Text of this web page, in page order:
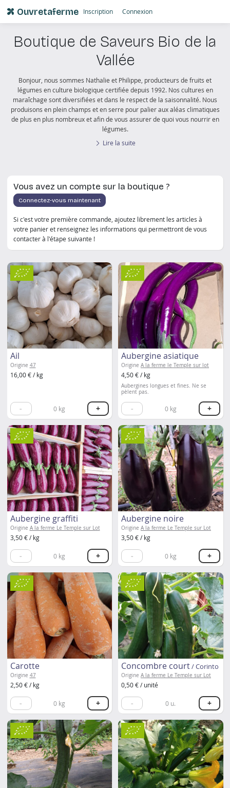
Ouvretaferme Inscription Connexion
Boutique de Saveurs Bio de la
Vallée
Bonjour, nous sommes Nathalie et Philippe, producteurs de fruits et
légumes en culture biologique certifiée depuis 1992. Nos cultures en
maraîchage sont diversifiées et dans le respect de la saisonnalité. Nous
produisons en plein champs et en serre pour palier aux aléas climatiques
de plus en plus nombreux et afin de vous assurer de quoi vous nourrir en
légumes.
Lire la suite
Vous avez un compte sur la boutique ?
Connectez-vous maintenant
Si c'est votre première commande, ajoutez librement les articles à
votre panier et renseignez les informations qui permettront de vous
contacter à l'étape suivante !
Ail
Origine 47
16,00 € / kg
- 0 kg +
Aubergine asiatique
Origine A la ferme le Temple sur lot
4,50 € / kg
Aubergines longues et fines. Ne se
pèlent pas.
- 0kg +
Aubergine graffiti
Origine A la ferme Le Temple sur Lot
3,50 € / kg
- 0 kg +
Aubergine noire
Origine A la ferme Le Temple sur Lot
3,50 € / kg
- 0kg +
Carotte
Origine 47
2,50 € / kg
- 0 kg +
Concombre court/ Corinto
Origine A la ferme Le Temple sur Lot
0,50 € / unité
- 0 u. +